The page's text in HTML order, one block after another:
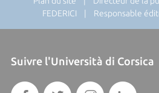
FEDERICI | Responsable
Suivre l'Università di Corsica